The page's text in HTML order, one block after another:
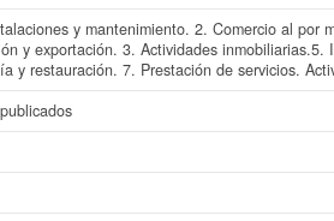
y mantenimiento. 2. Comercio al por
y exportación. 3. Actividades inmobiliarias.5.
y restauración. 7. Prestación de servicios.